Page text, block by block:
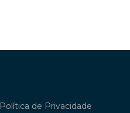
Política de Privacidade